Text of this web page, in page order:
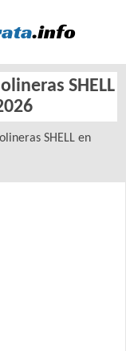
SHELL
SHELL en